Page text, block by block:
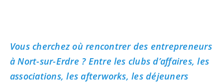
Vous cherchez où rencontrer des entrepreneurs
à Nort-sur-Erdre ? Entre les clubs d’affaires, les
associations, les afterworks, les déjeuners